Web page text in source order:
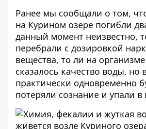
Ранее мы сообщали о том,
на Курином озере погибли
данный момент неизвестно,
перебрали с дозировкой
вещества, то ли на организме
сказалось качество воды, но
практически одновременно
потеряли сознание и упали в